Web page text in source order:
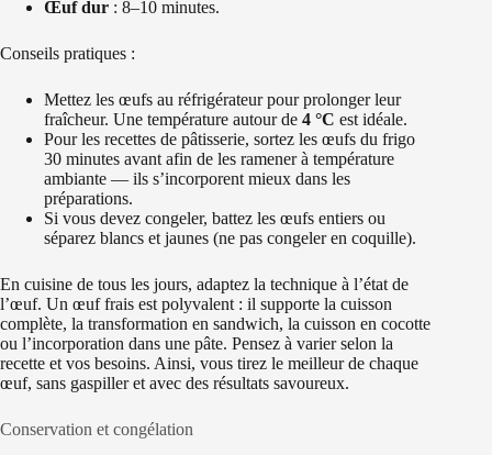
Œuf dur : 8–10 minutes.
Conseils pratiques :
Mettez les œufs au réfrigérateur pour prolonger leur
fraîcheur. Une température autour de 4 °C est idéale.
Pour les recettes de pâtisserie, sortez les œufs du frigo
30 minutes avant afin de les ramener à température
ambiante — ils s’incorporent mieux dans les
préparations.
Si vous devez congeler, battez les œufs entiers ou
séparez blancs et jaunes (ne pas congeler en coquille).
En cuisine de tous les jours, adaptez la technique à l’état de
l’œuf. Un œuf frais est polyvalent : il supporte la cuisson
complète, la transformation en sandwich, la cuisson en cocotte
ou l’incorporation dans une pâte. Pensez à varier selon la
recette et vos besoins. Ainsi, vous tirez le meilleur de chaque
œuf, sans gaspiller et avec des résultats savoureux.
Conservation et congélation